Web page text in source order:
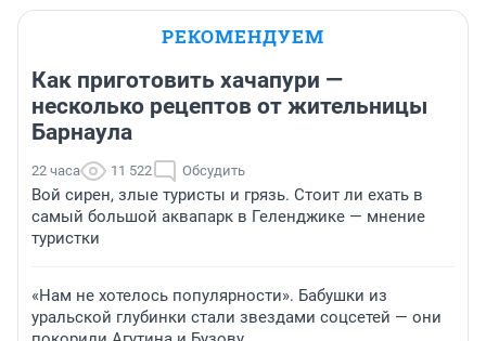
РЕКОМЕНДУЕМ
Как приготовить хачапури —
несколько рецептов от жительницы
Барнаула
22 часа 11 522 Обсудить
Вой сирен, злые туристы и грязь. Стоит ли ехать в
самый большой аквапарк в Геленджике — мнение
туристки
«Нам не хотелось популярности». Бабушки из
уральской глубинки стали звездами соцсетей — они